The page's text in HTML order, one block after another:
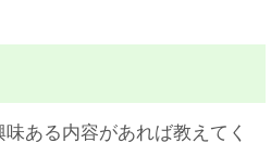
ある内容があれば教えてく